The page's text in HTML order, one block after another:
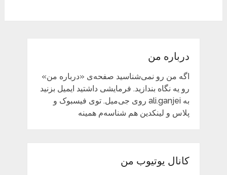
درباره من
اگه من رو نمی‌شناسید صفحه‌ی «درباره من»
رو یه نگاه بندازید. فرمایشی داشتید ایمیل بزنید
به ali.ganjei روی جی‌میل. توی فیسبوک و
پلاس و لینکدین هم شناسه‌م همینه
کانال یوتیوب من